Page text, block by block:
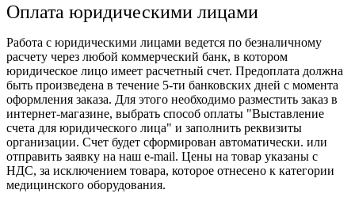
Оплата юридическими лицами
Работа с юридическими лицами ведется по безналичному
расчету через любой коммерческий банк, в котором
юридическое лицо имеет расчетный счет. Предоплата должна
быть произведена в течение 5-ти банковских дней с момента
оформления заказа. Для этого необходимо разместить заказ в
интернет-магазине, выбрать способ оплаты "Выставление
счета для юридического лица" и заполнить реквизиты
организации. Счет будет сформирован автоматически. или
отправить заявку на наш e-mail. Цены на товар указаны с
НДС, за исключением товара, которое отнесено к категории
медицинского оборудования.